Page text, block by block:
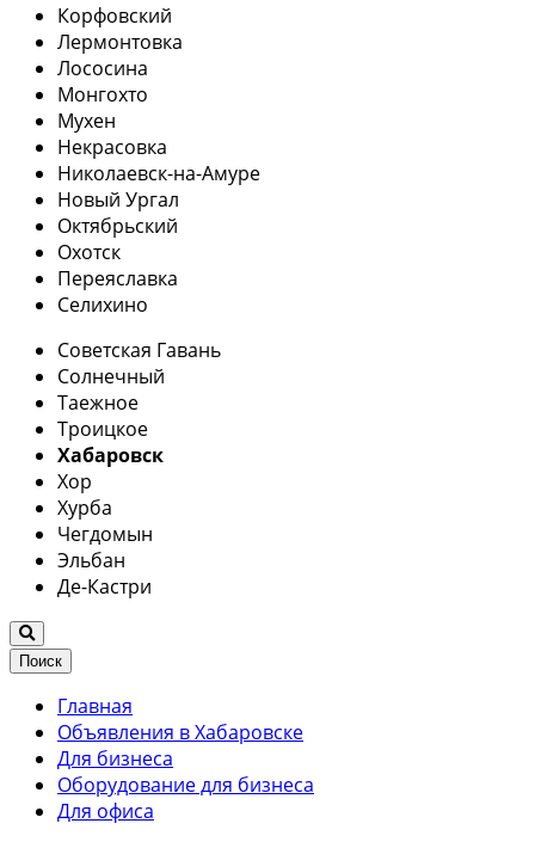
Корфовский
Лермонтовка
Лососина
Монгохто
Мухен
Некрасовка
Николаевск-на-Амуре
Новый Ургал
Октябрьский
Охотск
Переяславка
Селихино
Советская Гавань
Солнечный
Таежное
Троицкое
Хабаровск
Хор
Хурба
Чегдомын
Эльбан
Де-Кастри
Поиск
Главная
Объявления в Хабаровске
Для бизнеса
Оборудование для бизнеса
Для офиса